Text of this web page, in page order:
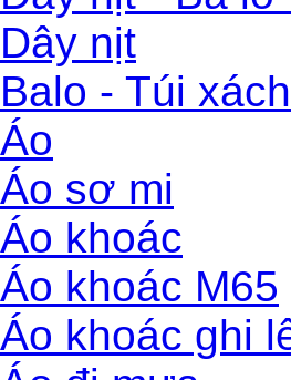
Dây nịt
Balo - Túi xách
Áo
Áo sơ mi
Áo khoác
Áo khoác M65
Áo khoác ghi